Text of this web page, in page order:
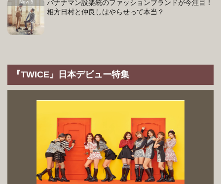
バナナマン設楽統のファッションブランドが今注目！
相方日村と仲良しはやらせって本当？
『TWICE』日本デビュー特集